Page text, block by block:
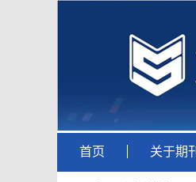
首页 关于期刊